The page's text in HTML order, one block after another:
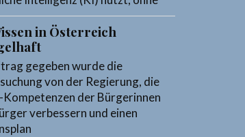
in Österreich
gegeben wurde die
von der Regierung, die
Kompetenzen der Bürgerinnen
verbessern und einen